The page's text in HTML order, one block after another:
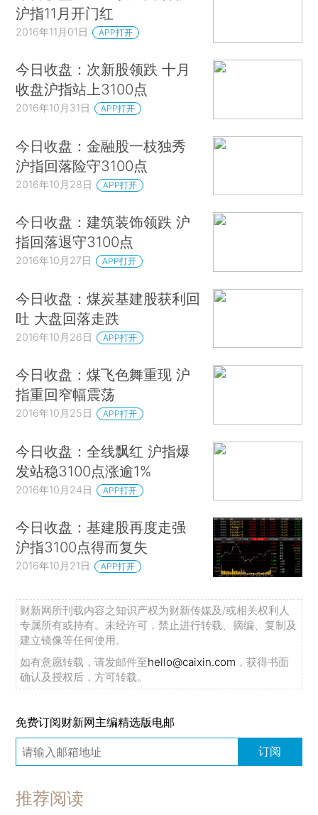
沪指11月开门红
2016年11月01日 APP打开
今日收盘：次新股领跌 十月
收盘沪指站上3100点
2016年10月31日 APP打开
今日收盘：金融股一枝独秀
沪指回落险守3100点
2016年10月28日 APP打开
今日收盘：建筑装饰领跌 沪
指回落退守3100点
2016年10月27日 APP打开
今日收盘：煤炭基建股获利回
吐 大盘回落走跌
2016年10月26日 APP打开
今日收盘：煤飞色舞重现 沪
指重回窄幅震荡
2016年10月25日 APP打开
今日收盘：全线飘红 沪指爆
发站稳3100点涨逾1%
2016年10月24日 APP打开
今日收盘：基建股再度走强
沪指3100点得而复失
2016年10月21日 APP打开
财新网所刊载内容之知识产权为财新传媒及/或相关权利人
专属所有或持有。未经许可，禁止进行转载、摘编、复制及
建立镜像等任何使用。
如有意愿转载，请发邮件至hello@caixin.com ，获得书面
确认及授权后，方可转载。
免费订阅财新网主编精选版电邮
订阅
推荐阅读